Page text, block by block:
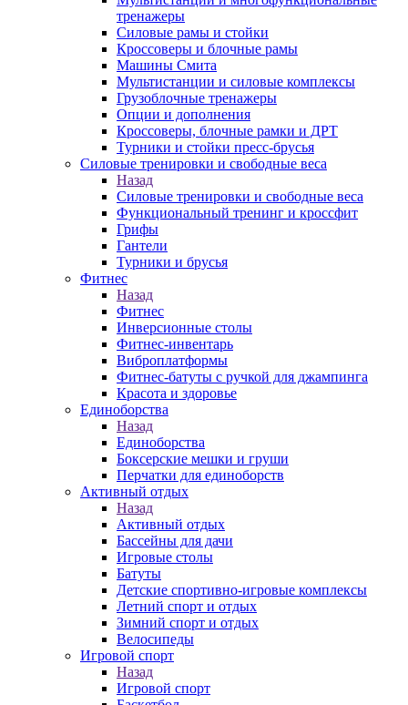
тренажеры
Силовые рамы и стойки
Кроссоверы и блочные рамы
Машины Смита
Мультистанции и силовые комплексы
Грузоблочные тренажеры
Опции и дополнения
Кроссоверы, блочные рамки и ДРТ
Турники и стойки пресс-брусья
Силовые тренировки и свободные веса
Назад
Силовые тренировки и свободные веса
Функциональный тренинг и кроссфит
Грифы
Гантели
Турники и брусья
Фитнес
Назад
Фитнес
Инверсионные столы
Фитнес-инвентарь
Виброплатформы
Фитнес-батуты с ручкой для джампинга
Красота и здоровье
Единоборства
Назад
Единоборства
Боксерские мешки и груши
Перчатки для единоборств
Активный отдых
Назад
Активный отдых
Бассейны для дачи
Игровые столы
Батуты
Детские спортивно-игровые комплексы
Летний спорт и отдых
Зимний спорт и отдых
Велосипеды
Игровой спорт
Назад
Игровой спорт